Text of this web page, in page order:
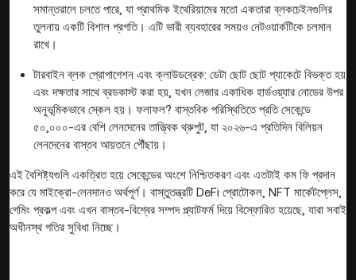
সমান্তরালে চলতে পারে, যা প্রাথমিক ইথেরিয়ামের মতো একতারা ব্লকচেইনগুলির
তুলনায় একটি বিশাল প্রগতি। এটি ভারী ব্যবহারের সময়ও নেটওয়ার্কটিকে চলমান
রাখে।
টারবাইন ব্লক প্রোপাগেশন এবং ক্লাউডব্রেক: ডেটা ছোট ছোট প্যাকেটে বিভক্ত হয়
এবং দক্ষতার সাথে ব্রডকাস্ট করা হয়, যখন লেজার একাধিক হার্ডওয়্যার নোডের উপর
অনুভূমিকভাবে স্কেল হয়। ফলাফল? বাস্তবিক পরিস্থিতিতে প্রতি সেকেন্ডে
৫০,০০০-এর বেশি লেনদেনের তাত্ত্বিক থ্রুপুট, যা ২০২৬-এ প্রতিদিন বিলিয়ন
লেনদেনের বাস্তব আয়তনে পৌঁছায়।
এই বৈশিষ্ট্যগুলি একত্রিত হয়ে সেকেন্ডের অংশে নিশ্চিতকরণ এবং এতটাই কম ফি প্রদান
করে যে মাইক্রো-লেনদানও অর্থপূর্ণ। বাস্তুতন্ত্রটি DeFi প্রোটোকল, NFT মার্কেটপ্লেস,
গেমিং প্রকল্প এবং এখন বাস্তব-বিশ্বের সম্পদ প্ল্যাটফর্ম দিয়ে বিস্ফোরিত হয়েছে, যারা সবাই
অধীনস্থ গতির সুবিধা নিচ্ছে।